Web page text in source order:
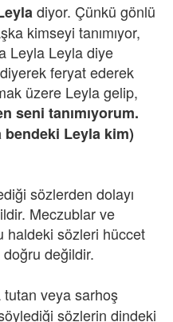
diyor. Çünkü gönlü
kimseyi tanımıyor,
Leyla Leyla diye
feryat ederek
üzere Leyla gelip,
seni tanımıyorum.
Leyla kim)
sözlerden dolayı
Meczublar ve
haldeki sözleri hüccet
doğru değildir.
tutan veya sarhoş
sözlerin dindeki